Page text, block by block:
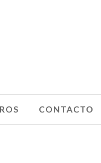
CONTACTO